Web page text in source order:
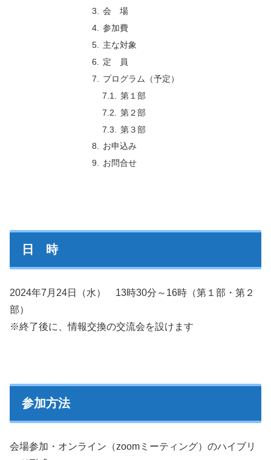
会 場
参加費
主な対象
定 員
プログラム（予定）
第１部
第２部
第３部
お申込み
お問合せ
日 時
2024年7月24日（水） 13時30分～16時（第１部・第２
部）
※終了後に、情報交換の交流会を設けます
参加方法
会場参加・オンライン（zoomミーティング）のハイブリ